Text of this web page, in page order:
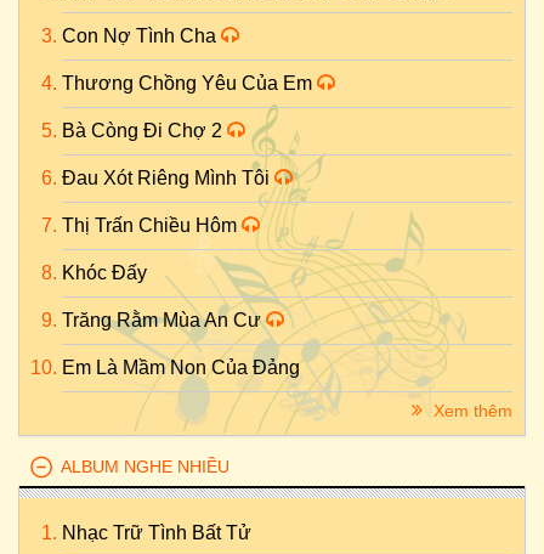
Con Nợ Tình Cha
Thương Chồng Yêu Của Em
Bà Còng Đi Chợ 2
Đau Xót Riêng Mình Tôi
Thị Trấn Chiều Hôm
Khóc Đấy
Trăng Rằm Mùa An Cư
Em Là Mầm Non Của Đảng
Xem thêm
ALBUM NGHE NHIỀU
Nhạc Trữ Tình Bất Tử